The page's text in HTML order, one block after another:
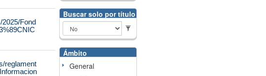
2025/Fond
reglament
Buscar solo por título
Ámbito
General